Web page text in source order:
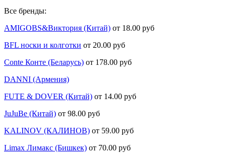
Все бренды:
AMIGOBS&Виктория (Китай) от 18.00 руб
BFL носки и колготки от 20.00 руб
Conte Конте (Беларусь) от 178.00 руб
DANNI (Армения)
FUTE & DOVER (Китай) от 14.00 руб
JuJuBe (Китай) от 98.00 руб
KALINOV (КАЛИНОВ) от 59.00 руб
Limax Лимакс (Бишкек) от 70.00 руб